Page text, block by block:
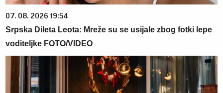
07. 08. 2026 19:54
Srpska Dileta Leota: Mreže su se usijale zbog fotki lepe
voditeljke FOTO/VIDEO